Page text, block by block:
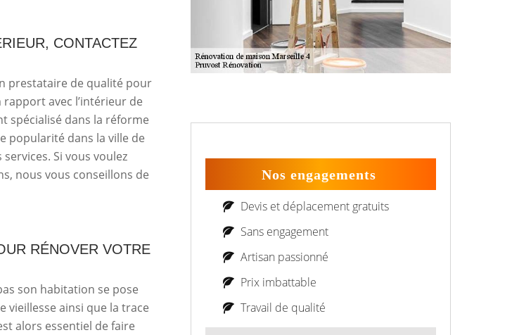
CONTACTEZ
prestataire de qualité pour
rapport avec l’intérieur de
spécialisé dans la réforme
popularité dans la ville de
Si vous voulez
nous vous conseillons de
RÉNOVER VOTRE
son habitation se pose
vieillesse ainsi que la trace
alors essentiel de faire
Nos engagements
Devis et déplacement gratuits
Sans engagement
Artisan passionné
Prix imbattable
Travail de qualité